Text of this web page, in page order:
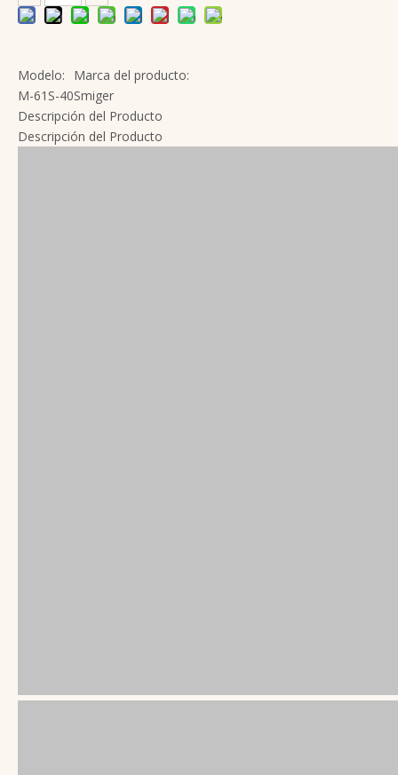
Modelo:
M-61S-40
Marca del producto:
Smiger
Descripción del Producto
Descripción del Producto